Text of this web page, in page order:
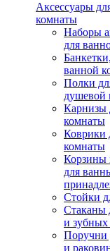
Аксессуары
комнаты
Наборы
для
ванной
Полки
душевой
Карнизы
комнаты
Коврики
комнаты
Корзины
для
Стойки
Стаканы
и
Поручни
и